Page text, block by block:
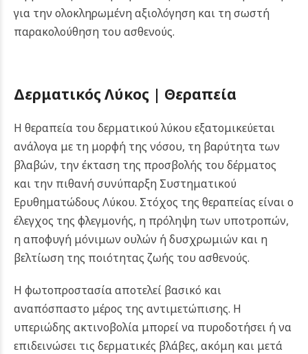
για την ολοκληρωμένη αξιολόγηση και τη σωστή
παρακολούθηση του ασθενούς.
Δερματικός Λύκος | Θεραπεία
Η θεραπεία του δερματικού λύκου εξατομικεύεται
ανάλογα με τη μορφή της νόσου, τη βαρύτητα των
βλαβών, την έκταση της προσβολής του δέρματος
και την πιθανή συνύπαρξη Συστηματικού
Ερυθηματώδους Λύκου. Στόχος της θεραπείας είναι ο
έλεγχος της φλεγμονής, η πρόληψη των υποτροπών,
η αποφυγή μόνιμων ουλών ή δυσχρωμιών και η
βελτίωση της ποιότητας ζωής του ασθενούς.
Η φωτοπροστασία αποτελεί βασικό και
αναπόσπαστο μέρος της αντιμετώπισης. Η
υπεριώδης ακτινοβολία μπορεί να πυροδοτήσει ή να
επιδεινώσει τις δερματικές βλάβες, ακόμη και μετά